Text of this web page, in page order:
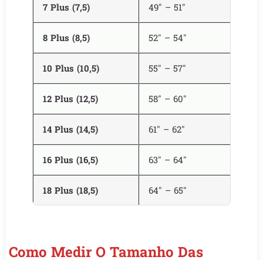
7 Plus (7,5) 49″ – 51″
8 Plus (8,5) 52″ – 54″
10 Plus (10,5) 55″ – 57″
12 Plus (12,5) 58″ – 60″
14 Plus (14,5) 61″ – 62″
16 Plus (16,5) 63″ – 64″
18 Plus (18,5) 64″ – 65″
Como Medir O Tamanho Das